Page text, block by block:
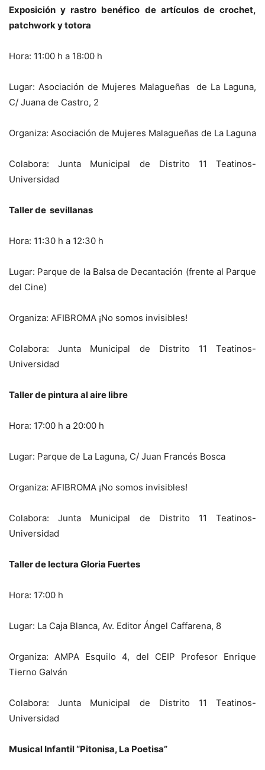
Exposición y rastro benéfico de artículos de crochet,
patchwork y totora
Hora: 11:00 h a 18:00 h
Lugar: Asociación de Mujeres Malagueñas de La Laguna,
C/ Juana de Castro, 2
Organiza: Asociación de Mujeres Malagueñas de La Laguna
Colabora: Junta Municipal de Distrito 11 Teatinos-
Universidad
Taller de sevillanas
Hora: 11:30 h a 12:30 h
Lugar: Parque de la Balsa de Decantación (frente al Parque
del Cine)
Organiza: AFIBROMA ¡No somos invisibles!
Colabora: Junta Municipal de Distrito 11 Teatinos-
Universidad
Taller de pintura al aire libre
Hora: 17:00 h a 20:00 h
Lugar: Parque de La Laguna, C/ Juan Francés Bosca
Organiza: AFIBROMA ¡No somos invisibles!
Colabora: Junta Municipal de Distrito 11 Teatinos-
Universidad
Taller de lectura Gloria Fuertes
Hora: 17:00 h
Lugar: La Caja Blanca, Av. Editor Ángel Caffarena, 8
Organiza: AMPA Esquilo 4, del CEIP Profesor Enrique
Tierno Galván
Colabora: Junta Municipal de Distrito 11 Teatinos-
Universidad
Musical Infantil “Pitonisa, La Poetisa”